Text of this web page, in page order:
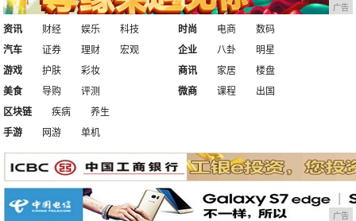
广告
资讯 财经 娱乐
科技
汽车
证券 理财 宏观
时尚 电商
数码
企业
八卦
明星
游戏
护肤
彩妆
美食
导购 评测
商讯 家居
楼盘
微商
课程
出国
区块链
疾病
养生
手游
网游 单机
广告